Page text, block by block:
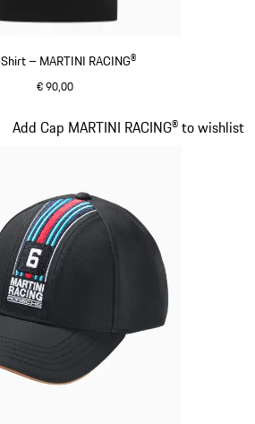
– MARTINI RACING®
€ 90,00
Add Cap MARTINI RACING® to wishlist